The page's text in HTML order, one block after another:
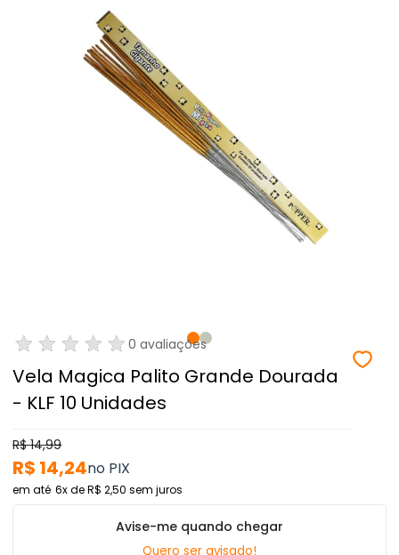
0 avaliações
Vela Magica Palito Grande Dourada
- KLF 10 Unidades
R$ 14,24
R$ 14,99
6xdeR$ 2,50 sem juros
Avise-me quando chegar
Quero ser avisado!